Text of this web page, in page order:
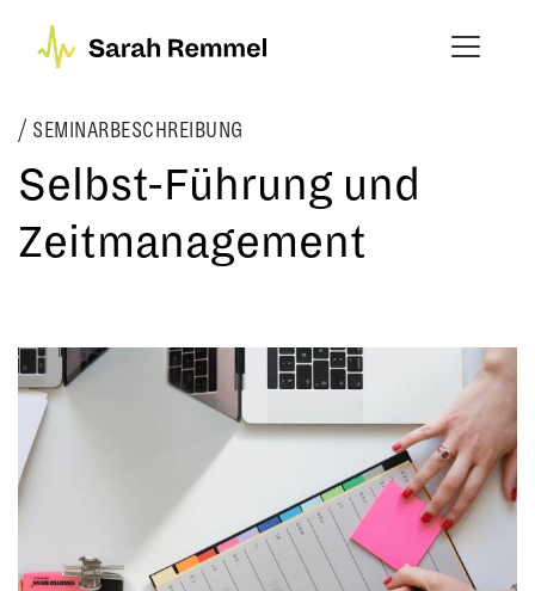
SEMINARBESCHREIBUNG
Selbst-Führung und
Zeitmanagement